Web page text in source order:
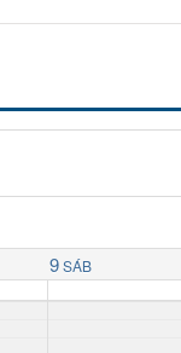
9 SÁB